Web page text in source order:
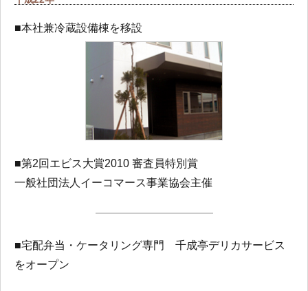
■本社兼冷蔵設備棟を移設
■第2回エビス大賞2010 審査員特別賞
一般社団法人イーコマース事業協会主催
■宅配弁当・ケータリング専門 千成亭デリカサービス
をオープン